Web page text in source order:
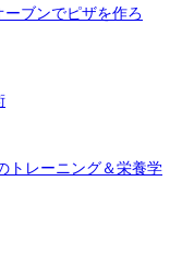
ブンでピザを作ろ
トレーニング＆栄養学